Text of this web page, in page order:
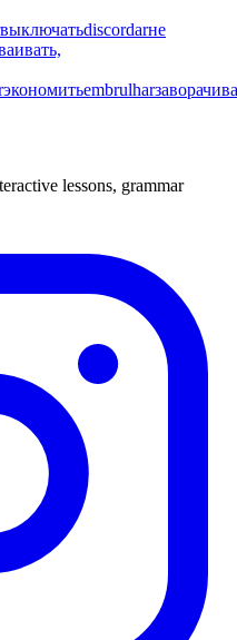
выключатьdiscordarне
экономитьembrulhar
lessons, grammar